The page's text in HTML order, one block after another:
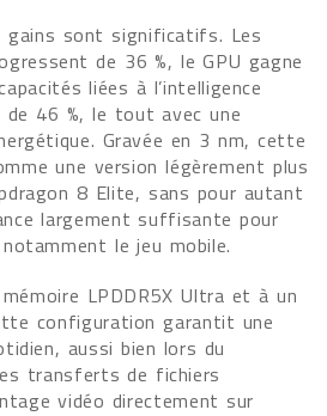
gains sont significatifs. Les
de 36 %, le GPU gagne
liées à l’intelligence
46 %, le tout avec une
Gravée en 3 nm, cette
une version légèrement plus
8 Elite, sans pour autant
largement suffisante pour
le jeu mobile.
LPDDR5X Ultra et à un
configuration garantit une
aussi bien lors du
transferts de fichiers
vidéo directement sur